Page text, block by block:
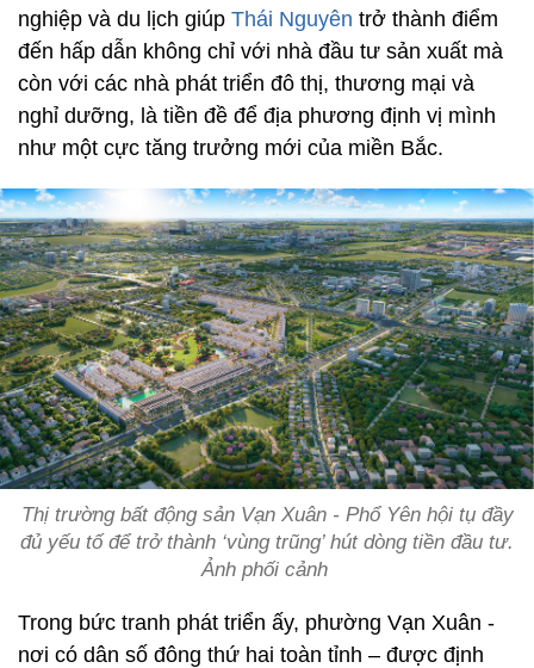
nghiệp và du lịch giúp Thái Nguyên trở thành điểm
đến hấp dẫn không chỉ với nhà đầu tư sản xuất mà
còn với các nhà phát triển đô thị, thương mại và
nghỉ dưỡng, là tiền đề để địa phương định vị mình
như một cực tăng trưởng mới của miền Bắc.
Thị trường bất động sản Vạn Xuân - Phổ Yên hội tụ đầy
đủ yếu tố để trở thành ‘vùng trũng’ hút dòng tiền đầu tư.
Ảnh phối cảnh
Trong bức tranh phát triển ấy, phường Vạn Xuân -
nơi có dân số đông thứ hai toàn tỉnh – được định